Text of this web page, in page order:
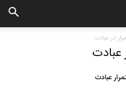
در عبادت
عبادت
عبادت